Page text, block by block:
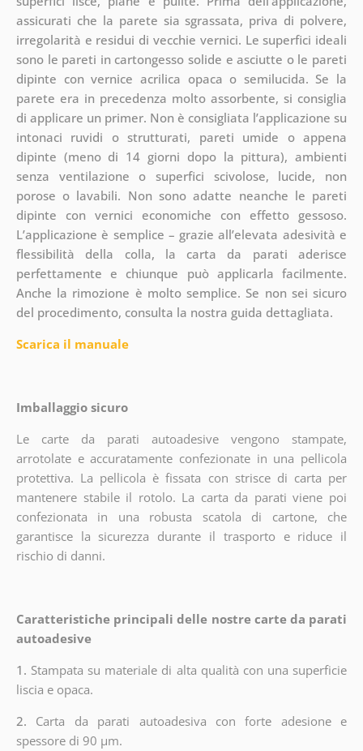
assicurati che la parete sia sgrassata, priva di polvere,
irregolarità e residui di vecchie vernici. Le superfici ideali
sono le pareti in cartongesso solide e asciutte o le pareti
dipinte con vernice acrilica opaca o semilucida. Se la
parete era in precedenza molto assorbente, si consiglia
di applicare un primer. Non è consigliata l’applicazione su
intonaci ruvidi o strutturati, pareti umide o appena
dipinte (meno di 14 giorni dopo la pittura), ambienti
senza ventilazione o superfici scivolose, lucide, non
porose o lavabili. Non sono adatte neanche le pareti
dipinte con vernici economiche con effetto gessoso.
L’applicazione è semplice – grazie all’elevata adesività e
flessibilità della colla, la carta da parati aderisce
perfettamente e chiunque può applicarla facilmente.
Anche la rimozione è molto semplice. Se non sei sicuro
del procedimento, consulta la nostra guida dettagliata.
Scarica il manuale
Imballaggio sicuro
Le carte da parati autoadesive vengono stampate,
arrotolate e accuratamente confezionate in una pellicola
protettiva. La pellicola è fissata con strisce di carta per
mantenere stabile il rotolo. La carta da parati viene poi
confezionata in una robusta scatola di cartone, che
garantisce la sicurezza durante il trasporto e riduce il
rischio di danni.
Caratteristiche principali delle nostre carte da parati
autoadesive
1. Stampata su materiale di alta qualità con una superficie
liscia e opaca.
2. Carta da parati autoadesiva con forte adesione e
spessore di 90 µm.